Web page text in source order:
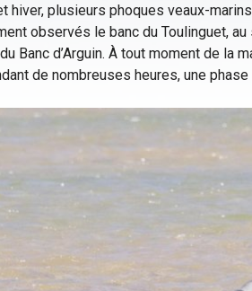
hiver, plusieurs phoques veaux-
observés le banc du Toulinguet,
Banc d’Arguin. À tout moment de la
de nombreuses heures, une